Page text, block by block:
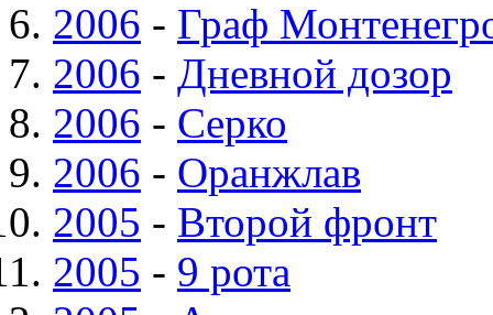
2006 - Граф
2006 - Дневной дозор
2006 - Серко
2006 - Оранжлав
2005 - Второй фронт
2005 - 9 рота